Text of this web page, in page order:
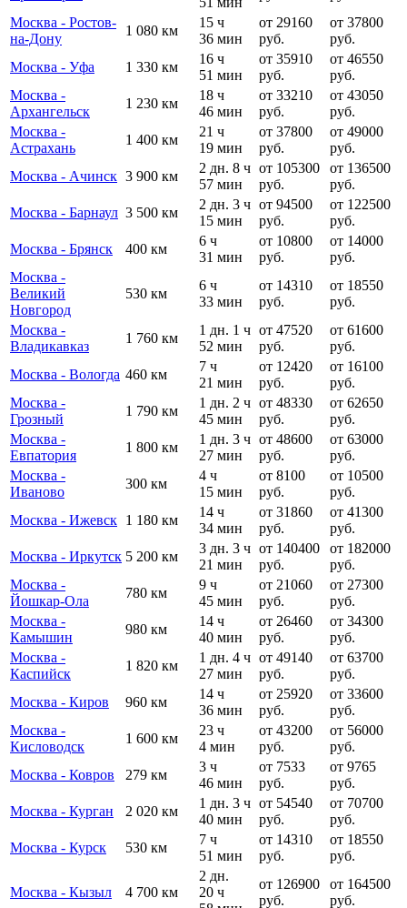
Москва - Ростов-
на-Дону
1 080 км
15 ч
36 мин
от 29160
руб.
от 37800
руб.
Москва - Уфа
1 330 км
16 ч
51 мин
от 35910
руб.
от 46550
руб.
Москва -
Архангельск
1 230 км
18 ч
46 мин
от 33210
руб.
от 43050
руб.
Москва -
Астрахань
1 400 км
21 ч
19 мин
от 37800
руб.
от 49000
руб.
Москва - Ачинск 3 900 км
2 дн. 8 ч
57 мин
от 105300
руб.
от 136500
руб.
Москва - Барнаул 3 500 км
2 дн. 3 ч
15 мин
от 94500
руб.
от 122500
руб.
Москва - Брянск
400 км
6 ч
31 мин
от 10800
руб.
от 14000
руб.
Москва -
Великий
Новгород
530 км
6 ч
33 мин
от 14310
руб.
от 18550
руб.
Москва -
Владикавказ
1 760 км
1 дн. 1 ч
52 мин
от 47520
руб.
от 61600
руб.
Москва - Вологда 460 км
7 ч
21 мин
от 12420
руб.
от 16100
руб.
Москва -
Грозный
1 790 км
1 дн. 2 ч
45 мин
от 48330
руб.
от 62650
руб.
Москва -
Евпатория
1 800 км
1 дн. 3 ч
27 мин
от 48600
руб.
от 63000
руб.
Москва -
Иваново
300 км
4 ч
15 мин
от 8100
руб.
от 10500
руб.
Москва - Ижевск 1 180 км
14 ч
34 мин
от 31860
руб.
от 41300
руб.
Москва - Иркутск 5 200 км
3 дн. 3 ч
21 мин
от 140400
руб.
от 182000
руб.
Москва -
Йошкар-Ола
780 км
9 ч
45 мин
от 21060
руб.
от 27300
руб.
Москва -
Камышин
980 км
14 ч
40 мин
от 26460
руб.
от 34300
руб.
Москва -
Каспийск
1 820 км
1 дн. 4 ч
27 мин
от 49140
руб.
от 63700
руб.
Москва - Киров
960 км
14 ч
36 мин
от 25920
руб.
от 33600
руб.
Москва -
Кисловодск
1 600 км
23 ч
4 мин
от 43200
руб.
от 56000
руб.
Москва - Ковров
279 км
3 ч
46 мин
от 7533
руб.
от 9765
руб.
Москва - Курган
2 020 км
1 дн. 3 ч
40 мин
от 54540
руб.
от 70700
руб.
Москва - Курск
530 км
7 ч
51 мин
от 14310
руб.
от 18550
руб.
Москва - Кызыл 4 700 км
2 дн.
20 ч
от 126900
руб.
от 164500
руб.